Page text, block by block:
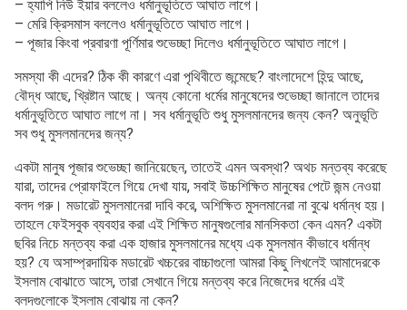
– হ্যাপি নিউ ইয়ার বললেও ধর্মানুভূতিতে আঘাত লাগে।
– মেরি ক্রিসমাস বললেও ধর্মানুভূতিতে আঘাত লাগে।
– পূজার কিংবা প্রবারণা পূর্ণিমার শুভেচ্ছা দিলেও ধর্মানুভূতিতে আঘাত লাগে।
সমস্যা কী এদের? ঠিক কী কারণে এরা পৃথিবীতে জন্মেছে? বাংলাদেশে হিন্দু আছে,
বৌদ্ধ আছে, খ্রিষ্টান আছে। অন্য কোনো ধর্মের মানুষেদের শুভেচ্ছা জানালে তাদের
ধর্মানুভূতিতে আঘাত লাগে না। সব ধর্মানুভূতি শুধু মুসলমানদের জন্য কেন? অনুভূতি
সব শুধু মুসলমানদের জন্য?
একটা মানুষ পূজার শুভেচ্ছা জানিয়েছেন, তাতেই এমন অবস্থা? অথচ মন্তব্য করেছে
যারা, তাদের প্রোফাইলে গিয়ে দেখা যায়, সবাই উচ্চশিক্ষিত মানুষের পেটে জন্ম নেওয়া
বলদ গরু। মডারেট মুসলমানেরা দাবি করে, অশিক্ষিত মুসলমানেরা না বুঝে ধর্মান্ধ হয়।
তাহলে ফেইসবুক ব্যবহার করা এই শিক্ষিত মানুষগুলোর মানসিকতা কেন এমন? একটা
ছবির নিচে মন্তব্য করা এক হাজার মুসলমানের মধ্যে এক মুসলমান কীভাবে ধর্মান্ধ
হয়? যে অসাম্প্রদায়িক মডারেট খচ্চরের বাচ্চাগুলো আমরা কিছু লিখলেই আমাদেরকে
ইসলাম বোঝাতে আসে, তারা সেখানে গিয়ে মন্তব্য করে নিজেদের ধর্মের এই
বলদগুলোকে ইসলাম বোঝায় না কেন?